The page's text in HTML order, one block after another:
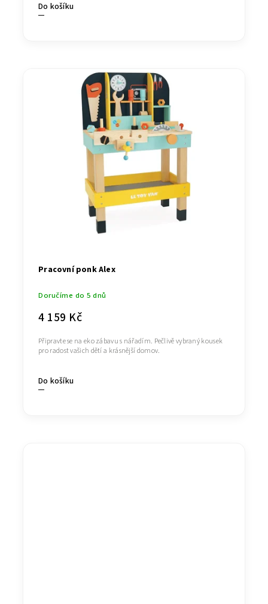
Do košíku
Pracovní ponk Alex
Doručíme do 5 dnů
4 159 Kč
Do košíku
Připravte se na eko zábavu s nářadím. Pečlivě vybraný kousek
pro radost vašich dětí a krásnější domov.